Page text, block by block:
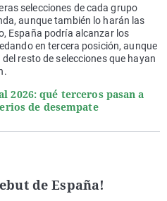
selecciones de cada grupo
aunque también lo harán las
España podría alcanzar los
en tercera posición, aunque
resto de selecciones que hayan
2026: qué terceros pasan a
de desempate
de España!